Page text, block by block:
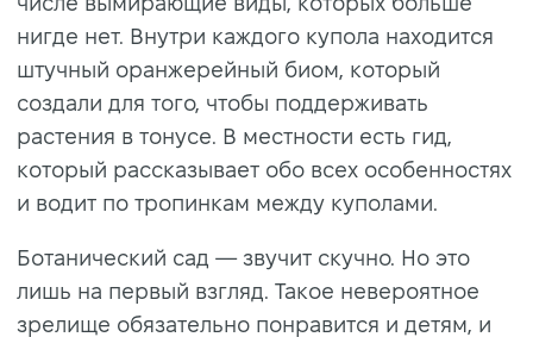
нигде нет. Внутри каждого купола находится
штучный оранжерейный биом, который
создали для того, чтобы поддерживать
растения в тонусе. В местности есть гид,
который рассказывает обо всех особенностях
и водит по тропинкам между куполами.
Ботанический сад — звучит скучно. Но это
лишь на первый взгляд. Такое невероятное
зрелище обязательно понравится и детям, и